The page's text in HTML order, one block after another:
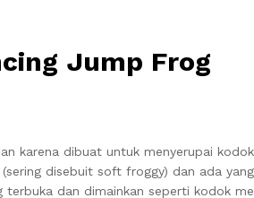
Jump Frog
karena dibuat untuk menyerupai
disebuit soft froggy) dan ada
terbuka dan dimainkan seperti kodok